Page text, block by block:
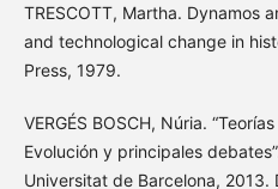
TRESCOTT, Martha. Dynamos
and technological change in
Press, 1979.
VERGÉS BOSCH, Núria.
Evolución y principales
Universitat de Barcelona, 2013.